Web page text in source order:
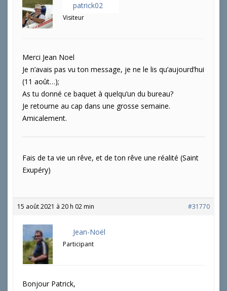
patrick02
Visiteur
Merci Jean Noel
Je n’avais pas vu ton message, je ne le lis qu’aujourd’hui
(11 août…);
As tu donné ce baquet à quelqu’un du bureau?
Je retourne au cap dans une grosse semaine.
Amicalement.
Fais de ta vie un rêve, et de ton rêve une réalité (Saint
Exupéry)
15 août 2021 à 20 h 02 min #31770
Jean-Noël
Participant
Bonjour Patrick,